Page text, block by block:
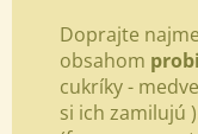
Doprajte
obsahom
cukríky -
si ich zamilujú